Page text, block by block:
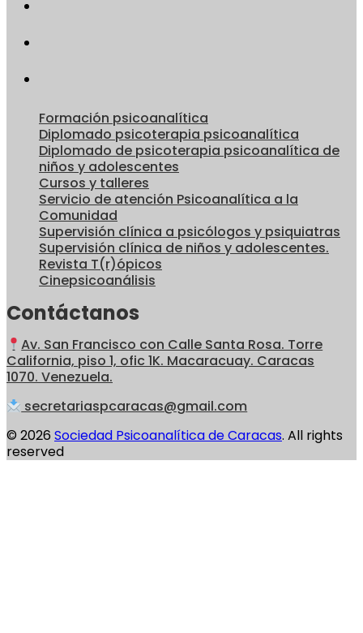
Formación psicoanalítica
Diplomado psicoterapia psicoanalítica
Diplomado de psicoterapia psicoanalítica de
niños y adolescentes
Cursos y talleres
Servicio de atención Psicoanalítica a la
Comunidad
Supervisión clínica a psicólogos y psiquiatras
Supervisión clínica de niños y adolescentes.
Revista T(r)ópicos
Cinepsicoanálisis
Contáctanos
Av. San Francisco con Calle Santa Rosa. Torre
California, piso 1, ofic 1K. Macaracuay. Caracas
1070. Venezuela.
secretariaspcaracas@gmail.com
© 2026 Sociedad Psicoanalítica de Caracas. All rights
reserved